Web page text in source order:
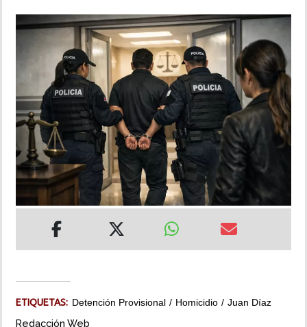
DEPORTES
MUNDO
INSÓLITAS
MULTIMEDIA
IMPRESO
ETIQUETAS: Detención Provisional Homicidio Juan Díaz
Redacción Web